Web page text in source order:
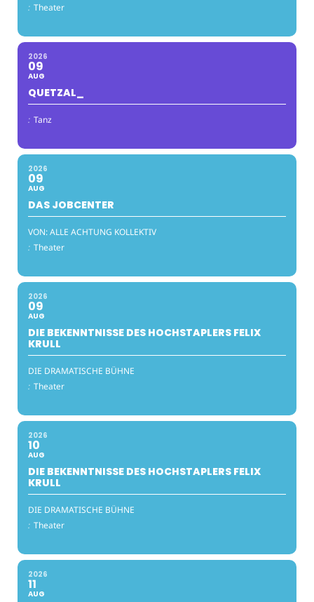
: Theater
2026
09
AUG
QUETZAL_
: Tanz
2026
09
AUG
DAS JOBCENTER
VON: ALLE ACHTUNG KOLLEKTIV
: Theater
2026
09
AUG
DIE BEKENNTNISSE DES HOCHSTAPLERS FELIX
KRULL
DIE DRAMATISCHE BÜHNE
: Theater
2026
10
AUG
DIE BEKENNTNISSE DES HOCHSTAPLERS FELIX
KRULL
DIE DRAMATISCHE BÜHNE
: Theater
2026
11
AUG